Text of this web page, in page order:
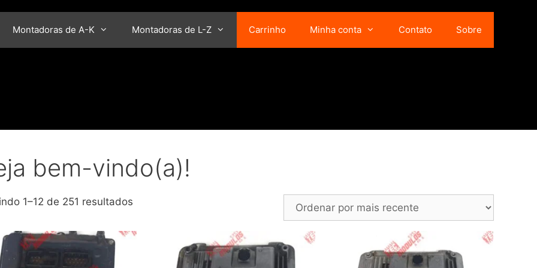
Montadoras de A-K Montadoras de L-Z Carrinho Minha conta Contato Sobre
bem-vindo(a)!
1–12 de 251 resultados
mais